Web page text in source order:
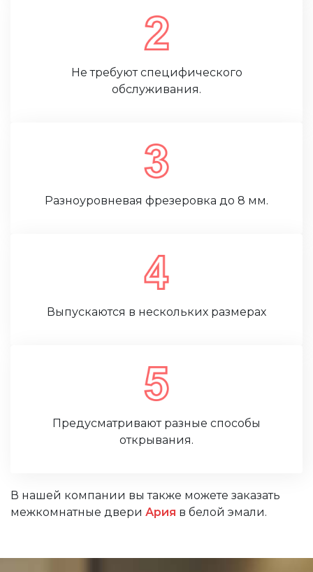
Не требуют специфического
обслуживания.
Разноуровневая фрезеровка до 8 мм.
Выпускаются в нескольких размерах
Предусматривают разные способы
открывания.
В нашей компании вы также можете заказать
межкомнатные двери Ария в белой эмали.